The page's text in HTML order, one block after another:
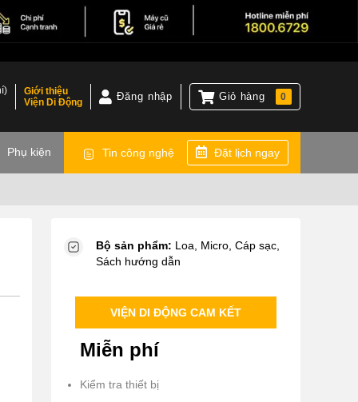
Giới thiệu
Viện Di Động
Đăng nhập Giỏ hàng 0
Phụ kiện Tin công nghệ Đặt lịch ngay
Bộ sản phẩm: Loa, Micro, Cáp sạc,
Sách hướng dẫn
VIỆN DI ĐỘNG CAM KẾT
Miễn phí
Kiểm tra thiết bị